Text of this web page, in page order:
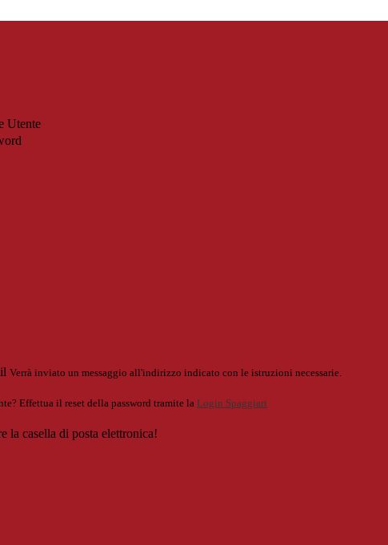
Utente
Verrà inviato un messaggio all'indirizzo indicato con le istruzioni necessarie.
Effettua il reset della password tramite la Login Spaggiari
la casella di posta elettronica!